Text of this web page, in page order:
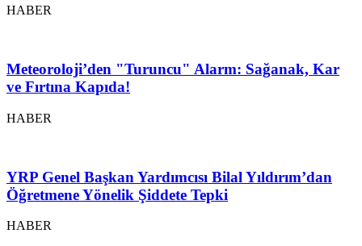
HABER
Meteoroloji’den "Turuncu" Alarm: Sağanak, Kar
ve Fırtına Kapıda!
HABER
YRP Genel Başkan Yardımcısı Bilal Yıldırım’dan
Öğretmene Yönelik Şiddete Tepki
HABER